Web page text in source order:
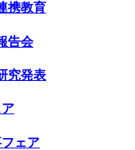
携教育
告会
究発表
ェア